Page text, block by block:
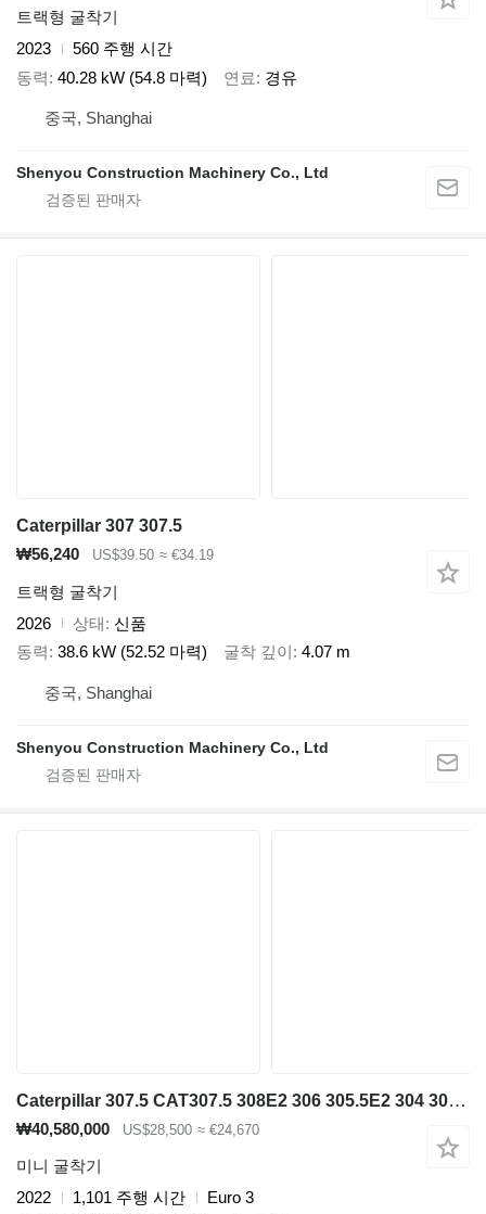
트랙형 굴착기
2023
560 주행 시간
동력 40.28 kW (54.8 마력) 연료 경유
중국, Shanghai
Shenyou Construction Machinery Co., Ltd
Caterpillar 307 307.5
₩56,240
US$39.50 ≈ €34.19
트랙형 굴착기
2026
상태
신품
동력 38.6 kW (52.52 마력) 굴착 깊이 4.07 m
중국, Shanghai
Shenyou Construction Machinery Co., Ltd
Caterpillar 307.5 CAT307.5 308E2 306 305.5E2 304 303.5
₩40,580,000 US$28,500 ≈ €24,670
미니 굴착기
2022
1,101 주행 시간
Euro 3